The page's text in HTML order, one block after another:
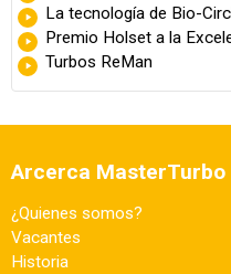
La tecnología de Bio-
Premio Holset a la
Turbos ReMan
Arcerca MasterTurbo
¿Quienes somos?
Vacantes
Historia